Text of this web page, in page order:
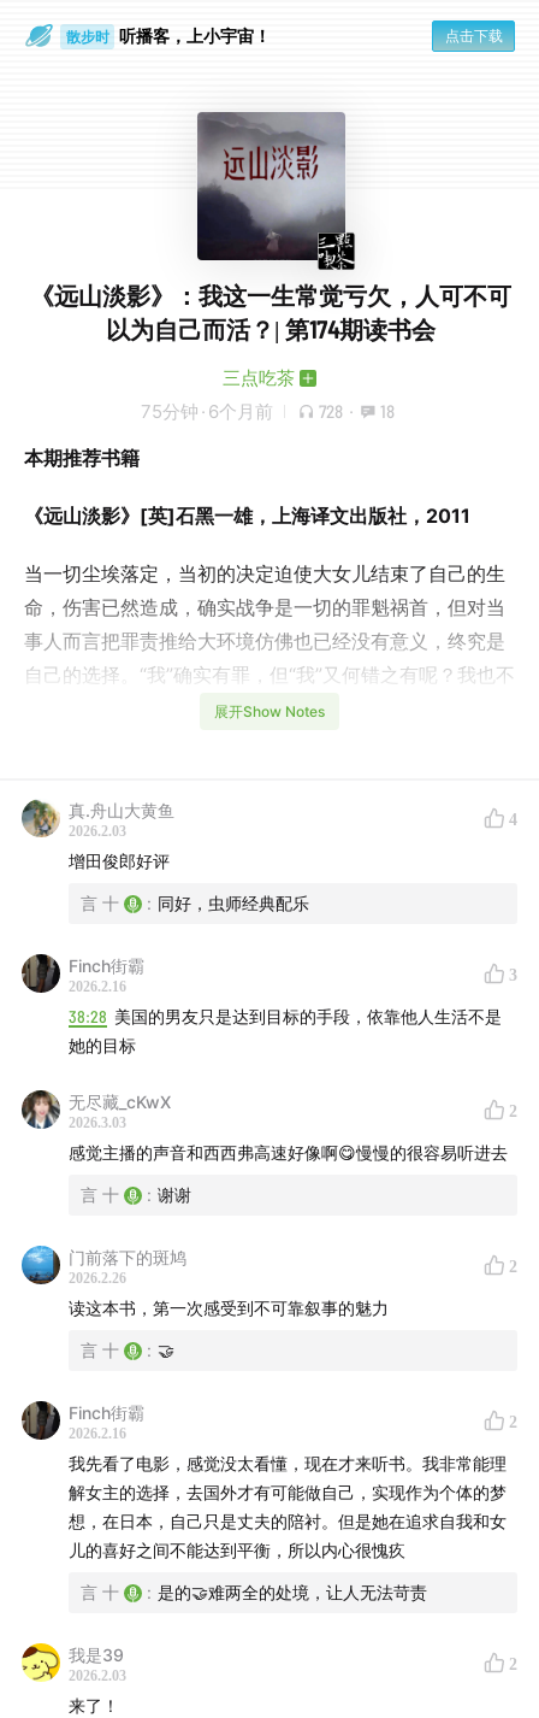
散步时 听播客，上小宇宙！ 点击下载
《远山淡影》：我这一生常觉亏欠，人可不可
以为自己而活？| 第174期读书会
三点吃茶
75分钟 · 6个月前 728 · 18
本期推荐书籍
《远山淡影》[英]石黑一雄，上海译文出版社，2011
当一切尘埃落定，当初的决定迫使大女儿结束了自己的生
命，伤害已然造成，确实战争是一切的罪魁祸首，但对当
事人而言把罪责推给大环境仿佛也已经没有意义，终究是
自己的选择。“我”确实有罪，但“我”又何错之有呢？我也不
使我想倾诉，但又不希望别人识得真相，觉得自己面目可
憎，只好用迷雾去消隐那些真实的部分，让大山只露淡
在自己想要走的路上，那也只能固执的捂着亏欠活下去，
暮年和他人说起：“我有一个朋友。。。。。。”
展开Show Notes
真.舟山大黄鱼
2026.2.03
4
增田俊郎好评
言 十 : 同好，虫师经典配乐
Finch街霸
2026.2.16
3
38:28 美国的男友只是达到目标的手段，依靠他人生活不是
她的目标
无尽藏_cKwX
2026.3.03
2
感觉主播的声音和西西弗高速好像啊😋慢慢的很容易听进去
言 十 : 谢谢
门前落下的斑鸠
2026.2.26
2
读这本书，第一次感受到不可靠叙事的魅力
言 十 : 🤝
Finch街霸
2026.2.16
2
我先看了电影，感觉没太看懂，现在才来听书。我非常能理
解女主的选择，去国外才有可能做自己，实现作为个体的梦
想，在日本，自己只是丈夫的陪衬。但是她在追求自我和女
儿的喜好之间不能达到平衡，所以内心很愧疚
言 十 : 是的🤝难两全的处境，让人无法苛责
我是39
2026.2.03
2
来了！